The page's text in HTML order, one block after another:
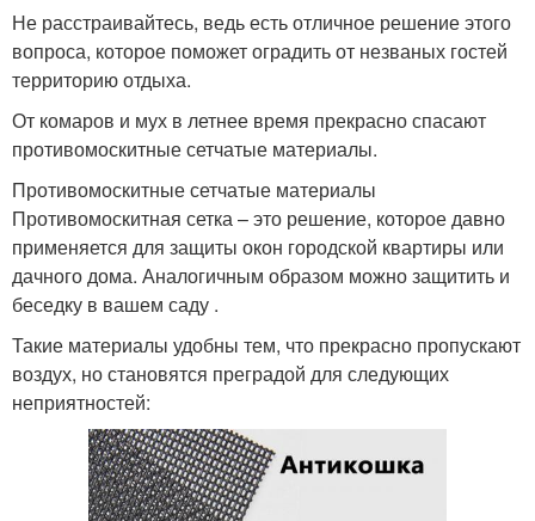
сеткой
Не расстраивайтесь, ведь есть отличное решение этого
вопроса, которое поможет оградить от незваных гостей
территорию отдыха.
От комаров и мух в летнее время прекрасно спасают
противомоскитные сетчатые материалы.
Противомоскитные сетчатые материалы
Противомоскитная сетка – это решение, которое давно
применяется для защиты окон городской квартиры или
дачного дома. Аналогичным образом можно защитить и
беседку в вашем саду .
Такие материалы удобны тем, что прекрасно пропускают
воздух, но становятся преградой для следующих
неприятностей: